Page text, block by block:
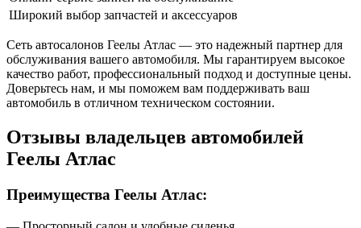
Широкий выбор запчастей и аксессуаров
Сеть автосалонов Геелы Атлас — это надежный партнер для
обслуживания вашего автомобиля. Мы гарантируем высокое
качество работ, профессиональный подход и доступные цены.
Доверьтесь нам, и мы поможем вам поддерживать ваш
автомобиль в отличном техническом состоянии.
Отзывы владельцев автомобилей
Геелы Атлас
Преимущества Геелы Атлас: